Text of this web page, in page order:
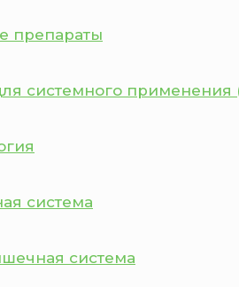
препараты
системного
система
система